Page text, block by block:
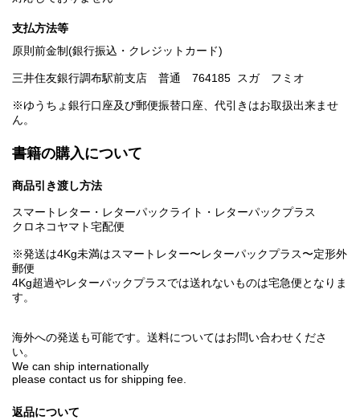
支払方法等
原則前金制(銀行振込・クレジットカード)
三井住友銀行調布駅前支店 普通 764185 スガ フミオ
※ゆうちょ銀行口座及び郵便振替口座、代引きはお取扱出来ませ
ん。
書籍の購入について
商品引き渡し方法
スマートレター・レターパックライト・レターパックプラス
クロネコヤマト宅配便
※発送は4Kg未満はスマートレター〜レターパックプラス〜定形外
郵便
4Kg超過やレターパックプラスでは送れないものは宅急便となりま
す。
海外への発送も可能です。送料についてはお問い合わせくださ
い。
We can ship internationally
please contact us for shipping fee.
返品について